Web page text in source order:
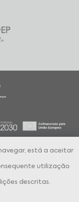
está a aceitar
utilização
descritas.